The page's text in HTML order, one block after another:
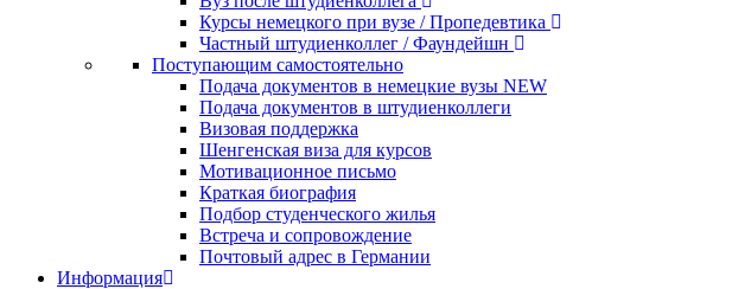
Курсы немецкого при вузе / Пропедевтика
Частный штудиенколлег / Фаундейшн
Поступающим самостоятельно
Подача документов в немецкие вузы NEW
Подача документов в штудиенколлеги
Визовая поддержка
Шенгенская виза для курсов
Мотивационное письмо
Краткая биография
Подбор студенческого жилья
Встреча и сопровождение
Почтовый адрес в Германии
Информация